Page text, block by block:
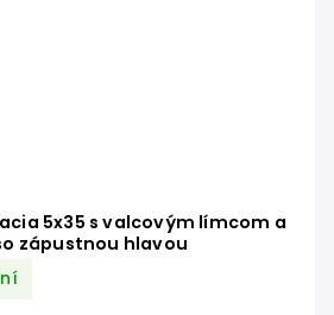
5x35 s valcovým límcom a
zápustnou hlavou